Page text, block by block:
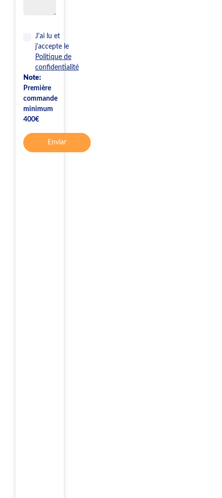
J'ai lu et
j'accepte le
Politique de
confidentialité
Note:
Première
commande
minimum
400€
Enviar